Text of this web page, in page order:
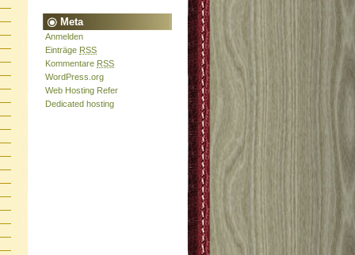
Meta
Anmelden
Einträge RSS
Kommentare RSS
WordPress.org
Web Hosting Refer
Dedicated hosting